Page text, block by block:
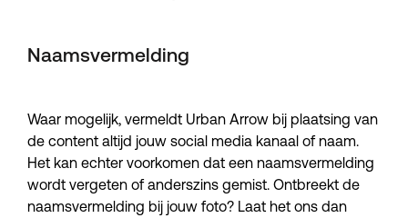
Naamsvermelding
Waar mogelijk, vermeldt Urban Arrow bij plaatsing van
de content altijd jouw social media kanaal of naam.
Het kan echter voorkomen dat een naamsvermelding
wordt vergeten of anderszins gemist. Ontbreekt de
naamsvermelding bij jouw foto? Laat het ons dan